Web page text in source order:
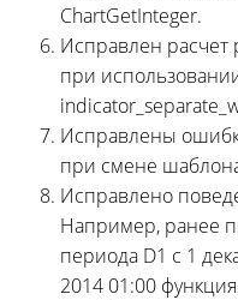
ChartGetInteger.
Исправлен расчет
при
Исправлены
при смене
Исправлено
Например, ранее
периода D1 с 1
2014 01:00